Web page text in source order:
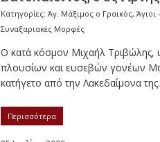
Κατηγορίες: Άγ. Μάξιμος ο Γραικός, Άγιοι
Συναξαριακές Μορφές
Ο κατά κόσμον Μιχαήλ Τριβώλης,
πλουσίων και ευσεβών γονέων
κατήγετο από την Λακεδαίμονα
Περισσότερα